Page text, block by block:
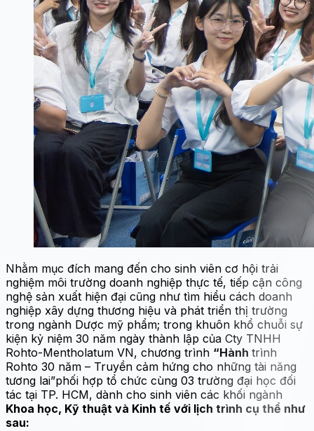
Nhằm mục đích mang đến cho sinh viên cơ hội trải
nghiệm môi trường doanh nghiệp thực tế, tiếp cận công
nghệ sản xuất hiện đại cũng như tìm hiểu cách doanh
nghiệp xây dựng thương hiệu và phát triển thị trường
trong ngành Dược mỹ phẩm; trong khuôn khổ chuỗi sự
kiện kỷ niệm 30 năm ngày thành lập của Cty TNHH
Rohto-Mentholatum VN, chương trình “Hành trình
Rohto 30 năm – Truyền cảm hứng cho những tài năng
tương lai”phối hợp tổ chức cùng 03 trường đại học đối
tác tại TP. HCM, dành cho sinh viên các khối ngành
Khoa học, Kỹ thuật và Kinh tế với lịch trình cụ thể như
sau: